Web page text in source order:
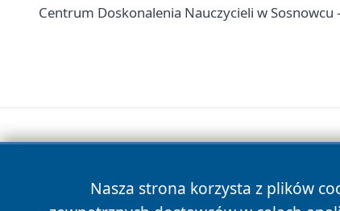
Centrum Doskonalenia Nauczycieli w
Nasza strona korzysta z plików